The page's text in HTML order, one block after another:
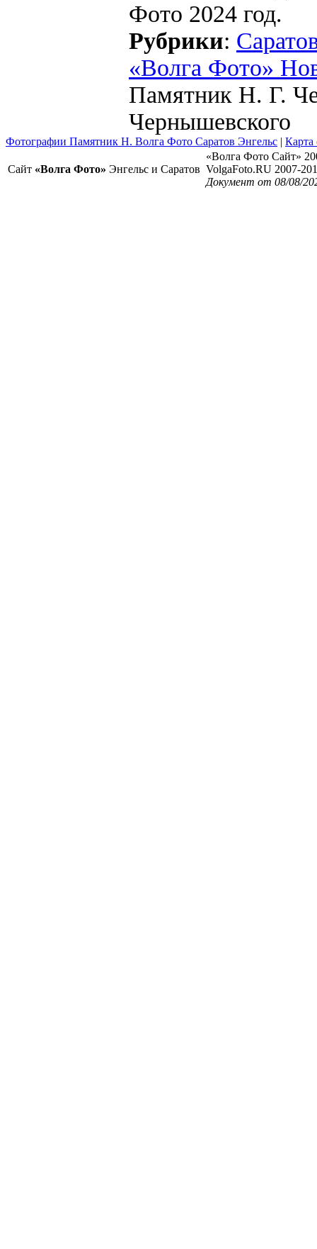
Фото 2024 год.
Рубрики:
«Волга Фото»
Памятник Н. Г.
Чернышевского
Фотографии Памятник Н. Волга Фото Саратов Энгельс | Карта
Сайт «Волга Фото» Энгельс и Саратов
«Волга Фото Сайт»
VolgaFoto.RU 2007-
Документ от 08/08/